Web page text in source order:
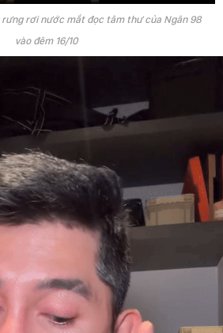
rưng rơi nước mắt đọc tâm thư của Ngân 98
vào đêm 16/10